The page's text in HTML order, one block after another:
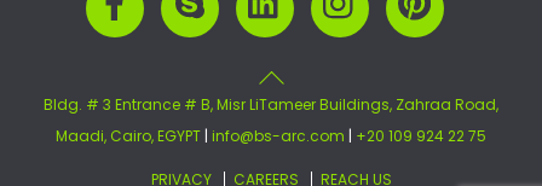
Bldg. # 3 Entrance # B, Misr LiTameer Buildings, Zahraa Road,
Maadi, Cairo, EGYPT | info@bs-arc.com | +20 109 924 22 75
PRIVACY CAREERS REACH US